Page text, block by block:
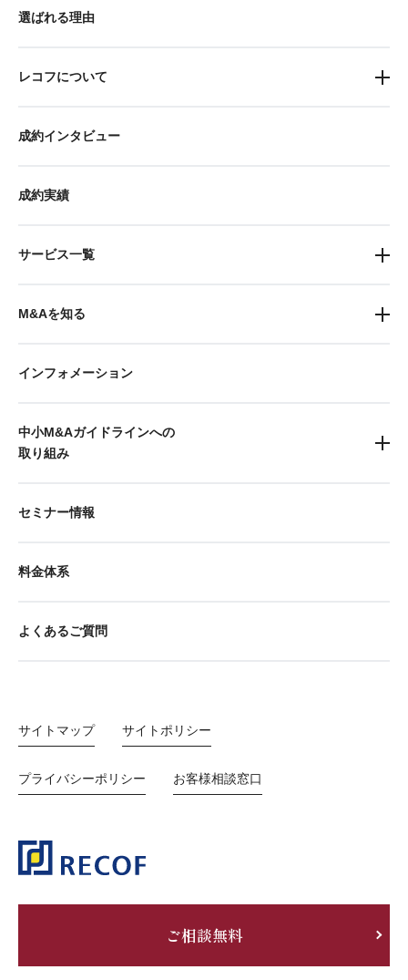
選ばれる理由
レコフについて
成約インタビュー
成約実績
サービス一覧
M&Aを知る
インフォメーション
中小M&Aガイドラインへの
取り組み
セミナー情報
料金体系
よくあるご質問
サイトマップ サイトポリシー
プライバシーポリシー お客様相談窓口
ご相談無料